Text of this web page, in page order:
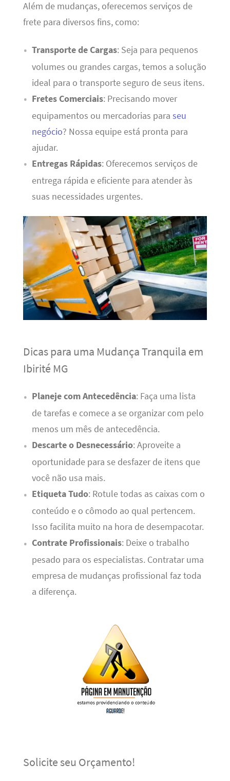
Além de mudanças, oferecemos serviços de
frete para diversos fins, como:
Transporte de Cargas: Seja para pequenos
volumes ou grandes cargas, temos a solução
ideal para o transporte seguro de seus itens.
Fretes Comerciais: Precisando mover
equipamentos ou mercadorias para seu
negócio? Nossa equipe está pronta para
ajudar.
Entregas Rápidas: Oferecemos serviços de
entrega rápida e eficiente para atender às
suas necessidades urgentes.
Dicas para uma Mudança Tranquila em
Ibirité MG
Planeje com Antecedência: Faça uma lista
de tarefas e comece a se organizar com pelo
menos um mês de antecedência.
Descarte o Desnecessário: Aproveite a
oportunidade para se desfazer de itens que
você não usa mais.
Etiqueta Tudo: Rotule todas as caixas com o
conteúdo e o cômodo ao qual pertencem.
Isso facilita muito na hora de desempacotar.
Contrate Profissionais: Deixe o trabalho
pesado para os especialistas. Contratar uma
empresa de mudanças profissional faz toda
a diferença.
Solicite seu Orçamento!